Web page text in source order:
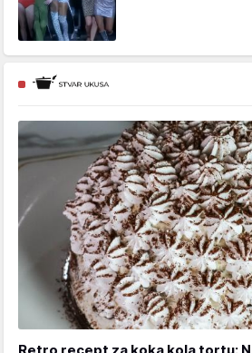
Retro recept za koka kola tortu: